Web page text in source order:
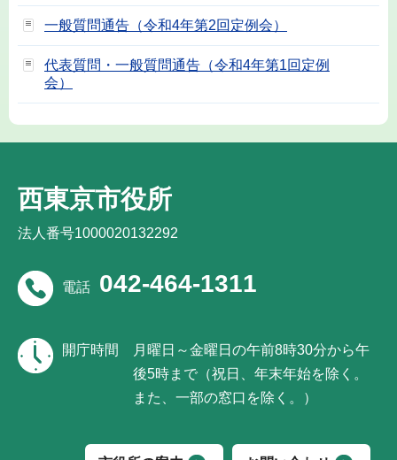
一般質問通告（令和4年第2回定例会）
代表質問・一般質問通告（令和4年第1回定例
会）
西東京市役所
法人番号1000020132292
電話 042-464-1311
開庁時間
月曜日～金曜日の午前8時30分から午
後5時まで（祝日、年末年始を除く。
また、一部の窓口を除く。）